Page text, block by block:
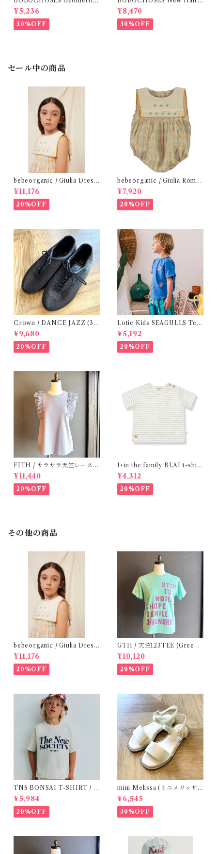
¥5,236
30%OFF
ne denim bermuda shorts /
2-6Y
¥8,470
30%OFF
セール中の商品
bebeorganic / Giulia Dress
Lagoon Check (2-6y)
¥11,176
20%OFF
bebeorganic / Giulia Romp
er Lagoon Check( 6・12ｍ)
¥7,920
20%OFF
Crown / DANCE JAZZ (3:2
2cm / 6:24-24,5 ) Black
¥9,680
20%OFF
Lotie Kids SEAGULLS Tee
(12m- 8Y)
¥5,192
20%OFF
FITH / サラサラ天竺レースT
シャツ (BL) / 145・155
¥11,440
20%OFF
1+in the family BLAI t-shirt
(Grey)
¥4,312
20%OFF
その他の商品
bebeorganic / Giulia Dress
Lagoon Check (2-6y)
¥11,176
20%OFF
GTH / 天竺123TEE (Green)
/ Size 1
¥10,120
20%OFF
TNS BONSAI T-SHIRT / 1
6Y
¥5,984
20%OFF
mini Melissa (ミニメリッサ)
/ MAR SANDAL
¥6,545
30%OFF